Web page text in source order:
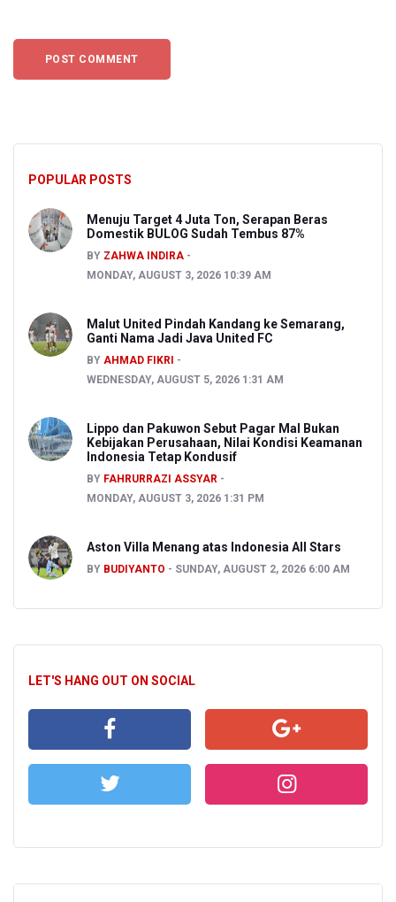
POPULAR POSTS
Menuju Target 4 Juta Ton, Serapan Beras
Domestik BULOG Sudah Tembus 87%
BY ZAHWA INDIRA
MONDAY, AUGUST 3, 2026 10:39 AM
Malut United Pindah Kandang ke Semarang,
Ganti Nama Jadi Java United FC
BY AHMAD FIKRI
WEDNESDAY, AUGUST 5, 2026 1:31 AM
Lippo dan Pakuwon Sebut Pagar Mal Bukan
Kebijakan Perusahaan, Nilai Kondisi Keamanan
Indonesia Tetap Kondusif
BY FAHRURRAZI ASSYAR
MONDAY, AUGUST 3, 2026 1:31 PM
Aston Villa Menang atas Indonesia All Stars
BY BUDIYANTO SUNDAY, AUGUST 2, 2026 6:00 AM
LET'S HANG OUT ON SOCIAL